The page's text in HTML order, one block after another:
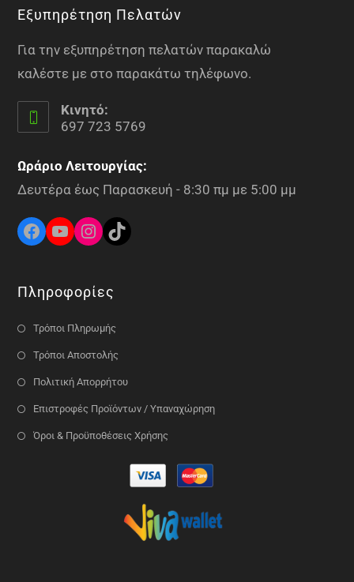
Εξυπηρέτηση Πελατών
Για την εξυπηρέτηση πελατών παρακαλώ
καλέστε με στο παρακάτω τηλέφωνο.
Κινητό:
697 723 5769
Ωράριο Λειτουργίας:
Δευτέρα έως Παρασκευή - 8:30 πμ με 5:00 μμ
Πληροφορίες
Τρόποι Πληρωμής
Τρόποι Αποστολής
Πολιτική Απορρήτου
Επιστροφές Προϊόντων / Υπαναχώρηση
Όροι & Προϋποθέσεις Χρήσης